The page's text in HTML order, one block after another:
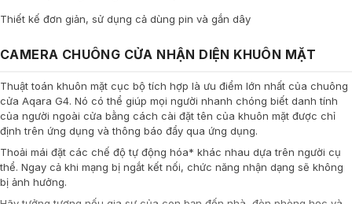
Thiết kế đơn giản, sử dụng cả dùng pin và gắn dây
CAMERA CHUÔNG CỬA NHẬN DIỆN KHUÔN MẶT
Thuật toán khuôn mặt cục bộ tích hợp là ưu điểm lớn nhất của chuông
cửa Aqara G4. Nó có thể giúp mọi người nhanh chóng biết danh tính
của người ngoài cửa bằng cách cài đặt tên của khuôn mặt được chỉ
định trên ứng dụng và thông báo đẩy qua ứng dụng.
Thoải mái đặt các chế độ tự động hóa* khác nhau dựa trên người cụ
thể. Ngay cả khi mạng bị ngắt kết nối, chức năng nhận dạng sẽ không
bị ảnh hưởng.